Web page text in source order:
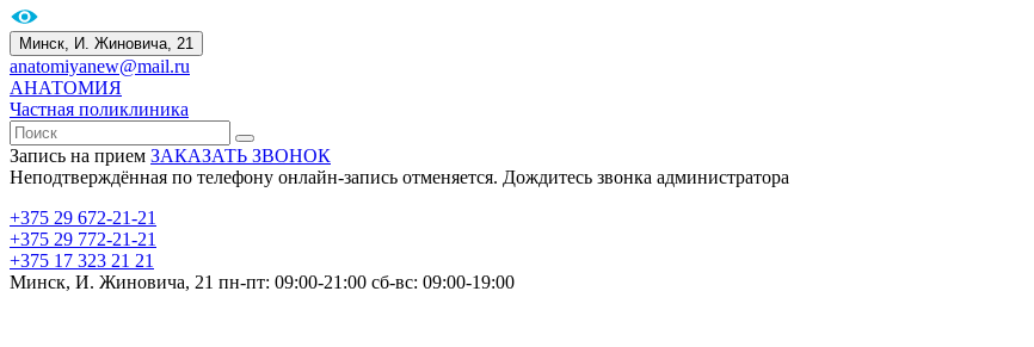
Минск, И. Жиновича, 21
anatomiyanew@mail.ru
АНАТОМИЯ
Частная поликлиника
Запись на прием ЗАКАЗАТЬ ЗВОНОК
Неподтверждённая по телефону онлайн-запись отменяется. Дождитесь звонка администратора
+375 29 672-21-21
+375 29 772-21-21
+375 17 323 21 21
Минск, И. Жиновича, 21 пн-пт: 09:00-21:00 сб-вс: 09:00-19:00